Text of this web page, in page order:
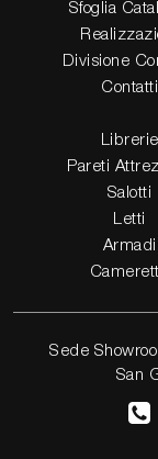
Sfoglia
Divisione
Contatti
Librerie
Pareti
Salotti
Letti
Armadi
Sede
San